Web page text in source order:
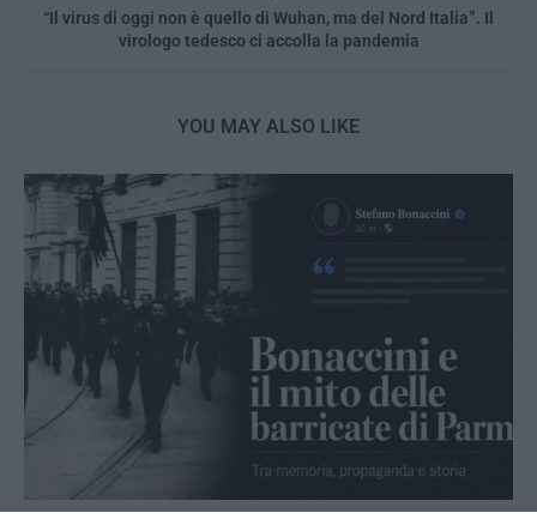
“Il virus di oggi non è quello di Wuhan, ma del Nord Italia”. Il
virologo tedesco ci accolla la pandemia
YOU MAY ALSO LIKE